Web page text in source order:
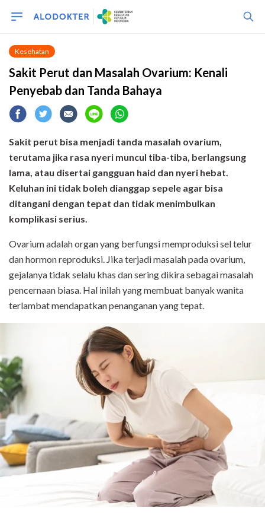
Kesehatan
Sakit Perut dan Masalah Ovarium: Kenali
Penyebab dan Tanda Bahaya
Sakit perut bisa menjadi tanda masalah ovarium,
terutama jika rasa nyeri muncul tiba-tiba, berlangsung
lama, atau disertai gangguan haid dan nyeri hebat.
Keluhan ini tidak boleh dianggap sepele agar bisa
ditangani dengan tepat dan tidak menimbulkan
komplikasi serius.
Ovarium adalah organ yang berfungsi memproduksi sel telur
dan hormon reproduksi. Jika terjadi masalah pada ovarium,
gejalanya tidak selalu khas dan sering dikira sebagai masalah
pencernaan biasa. Hal inilah yang membuat banyak wanita
terlambat mendapatkan penanganan yang tepat.